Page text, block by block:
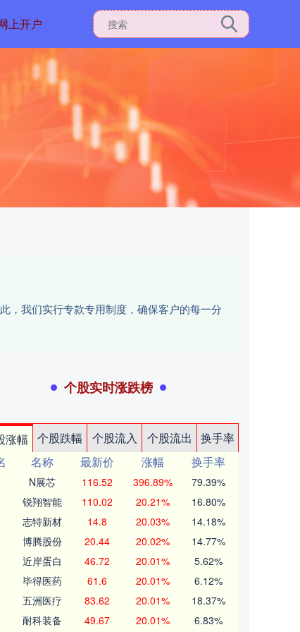
上开户
，我们实行专款专用制度，确保客户的每一分
个股实时涨跌榜
涨幅 个股跌幅 个股流入 个股流出
换手率
名称 最新价 涨幅
换手率
N展芯 116.52 396.89% 79.39%
锐翔智能 110.02 20.21% 16.80%
志特新材 14.8 20.03% 14.18%
博腾股份 20.44 20.02% 14.77%
近岸蛋白 46.72 20.01% 5.62%
毕得医药 61.6 20.01% 6.12%
五洲医疗 83.62 20.01% 18.37%
耐科装备 49.67 20.01% 6.83%